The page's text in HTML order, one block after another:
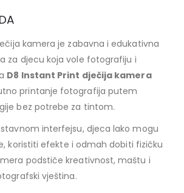
kamera je zabavna i edukativna
za djecu koja vole fotografiju i
D8 Instant Print dječija kamera
printanje fotografija putem
bez potrebe za tintom.
interfejsu, djeca lako mogu
koristiti efekte i odmah dobiti fizičku
podstiče kreativnost, maštu i
vještina.